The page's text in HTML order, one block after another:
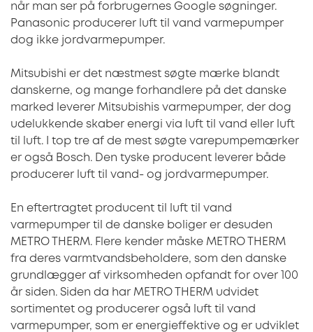
når man ser på forbrugernes Google søgninger.
Panasonic producerer luft til vand varmepumper
dog ikke jordvarmepumper.
Mitsubishi er det næstmest søgte mærke blandt
danskerne, og mange forhandlere på det danske
marked leverer Mitsubishis varmepumper, der dog
udelukkende skaber energi via luft til vand eller luft
til luft. I top tre af de mest søgte varepumpemærker
er også Bosch. Den tyske producent leverer både
producerer luft til vand- og jordvarmepumper.
En eftertragtet producent til luft til vand
varmepumper til de danske boliger er desuden
METRO THERM. Flere kender måske METRO THERM
fra deres varmtvandsbeholdere, som den danske
grundlægger af virksomheden opfandt for over 100
år siden. Siden da har METRO THERM udvidet
sortimentet og producerer også luft til vand
varmepumper, som er energieffektive og er udviklet